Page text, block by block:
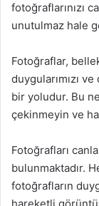
fotoğraflarınızı
unutulmaz hale
Fotoğraflar,
duygularımızı
bir yoludur. Bu
çekinmeyin ve
Fotoğrafları
bulunmaktadır.
fotoğrafların